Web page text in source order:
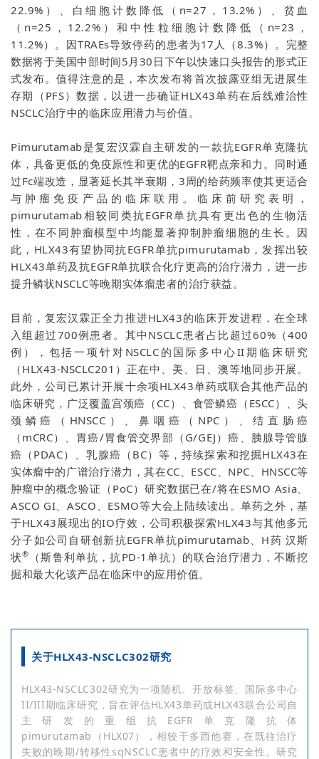
22.9%）、白细胞计数降低（n=27，13.2%）、贫血
（n=25，12.2%）和中性粒细胞计数降低（n=23，
11.2%）。因TRAEs导致停药的患者为17人（8.3%）。完整
数据将于美国中部时间5月30日下午以快速口头报告的形式正
式发布。值得注意的是，本次发布将首次披露亚组无进展生
存期（PFS）数据，以进一步确证HLX43单药在后线难治性
NSCLC治疗中的临床应用潜力与价值。
Pimurutamab是复宏汉霖自主研发的一款抗EGFR单克隆抗
体，具备更低的免疫原性和更优的EGFR靶点亲和力。同时通
过Fc端改造，显著延长其半衰期，3周的给药频率使其更适合
与肿瘤免疫产品的临床联用。临床前研究表明，
pimurutamab相较同类抗EGFR单抗具有更出色的生物活
性，在不同肿瘤模型中均能显著抑制肿瘤细胞的生长。因
此，HLX43有望协同抗EGFR单抗pimurutamab，发挥出较
HLX43单药及抗EGFR单抗联合化疗更高的治疗潜力，进一步
提升鳞状NSCLC等晚期实体瘤患者的治疗获益。
目前，复宏汉霖正全力推进HLX43的临床开发进程，在全球
入组超过700例患者。其中NSCLC患者占比超过60%（400
例），包括一项针对NSCLC的国际多中心II期临床研究
（HLX43-NSCLC201）正在中、美、日、澳等地同步开展。
此外，公司已累计开展十余项HLX43单药或联合其他产品的
临床研究，广泛覆盖宫颈癌（CC）、食管鳞癌（ESCC）、头
颈鳞癌（HNSCC）、鼻咽癌（NPC）、结直肠癌
（mCRC）、胃癌/胃食管交界部（G/GEJ）癌、胰腺导管腺
癌（PDAC）、乳腺癌（BC）等，持续探索和挖掘HLX43在
实体瘤中的广谱治疗潜力，其在CC、ESCC、NPC、HNSCC等
肿瘤中的概念验证（PoC）研究数据已在/将在ESMO Asia、
ASCO GI、ASCO、ESMO等大会上陆续读出。单药之外，基
于HLX43展现出的IO疗效，公司积极探索HLX43与其他多元
分子如公司自研创新抗EGFR单抗pimurutamab、H药 汉斯
状®
（斯鲁利单抗，抗PD-1单抗）的联合治疗潜力，不断挖
掘和最大化该产品在临床中的应用价值。
关于HLX43-NSCLC302研究
HLX43-NSCLC302研究为一项随机、开放标签、国际多中心
II/III期临床研究，旨在评估HLX43单药或HLX43联合公司自
主研发的重组抗EGFR单克隆抗体
pimurutamab（HLX07），相较于多西他赛，在既往治疗
失败的晚期/转移性sqNSCLC患者中的疗效和安全性。研究